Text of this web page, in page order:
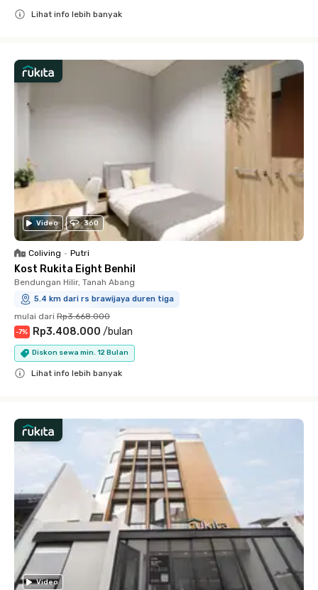
Lihat info lebih banyak
Video 360
Coliving • Putri
Kost Rukita Eight Benhil
Bendungan Hilir, Tanah Abang
5.4 km dari rs brawijaya duren tiga
mulai dari Rp3.668.000
-7% Rp3.408.000 /bulan
Diskon sewa min. 12 Bulan
Lihat info lebih banyak
Video